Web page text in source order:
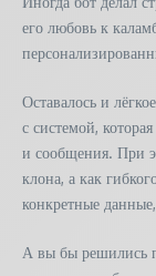
его любовь к
Оставалось и
с системой,
и сообщения. При
клона, а как
конкретные
А вы бы решились